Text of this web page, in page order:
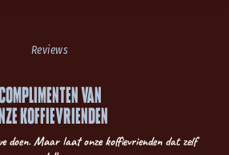
Reviews
VAN
KOFFIEVRIENDEN
doen. Maar laat onze koffievrienden dat zelf